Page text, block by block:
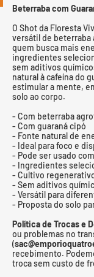
Beterraba com
O Shot da Floresta
versátil de beterraba
quem busca mais
ingredientes
sem aditivos
natural à cafeína do
estimular a mente,
solo ao corpo.
- Com beterraba
- Com guaraná cipó
- Fonte natural de
- Ideal para foco e
- Pode ser usado
- Ingredientes
- Cultivo
- Sem aditivos
- Versátil para
- Proposta do solo
Política de Trocas e
ou problemas no
(
recebimento.
troca sem custo de